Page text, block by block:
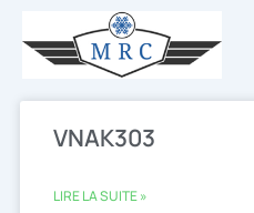
contenu
VNAK303
LIRE LA SUITE »